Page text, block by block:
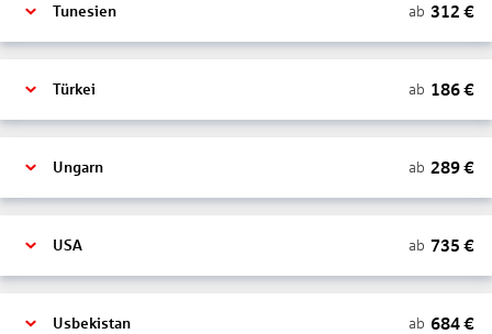
Tunesien ab 312 €
Türkei ab 186€
Ungarn ab 289€
USA ab 735 €
Usbekistan ab 684€